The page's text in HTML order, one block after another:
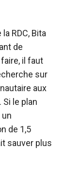
RDC, Bita
de
il faut
sur
aux
le plan
un
de 1,5
sauver plus